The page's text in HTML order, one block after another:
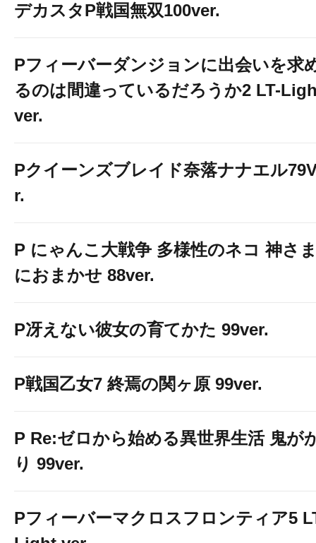
デカスタP戦国無双100ver.
Pフィーバーダンジョンに出会いを求
るのは間違っているだろうか2 LT-
ver.
Pクイーンズブレイド奈落ナナエル
r.
P にゃんこ大戦争 多様性のネコ 神さ
におまかせ 88ver.
P冴えない彼女の育てかた 99ver.
P戦国乙女7 終焉の関ヶ原 99ver.
P Re:ゼロから始める異世界生活 鬼が
り 99ver.
Pフィーバーマクロスフロンティア5